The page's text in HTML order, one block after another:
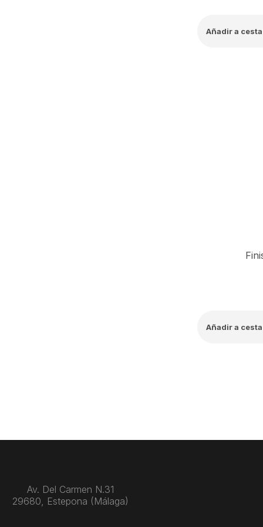
Añadir a cesta
Añadir a cesta
Av. Del Carmen N.31
29680, Estepona (Málaga)